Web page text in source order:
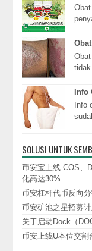
yang
tidak
Info
Info
SOLUSI UNTUK
币安宝上线 COS、
化高达30%
币安杠杆代币反向分
币安矿池之星招募计
关于启动Dock（
币安上线U本位交割